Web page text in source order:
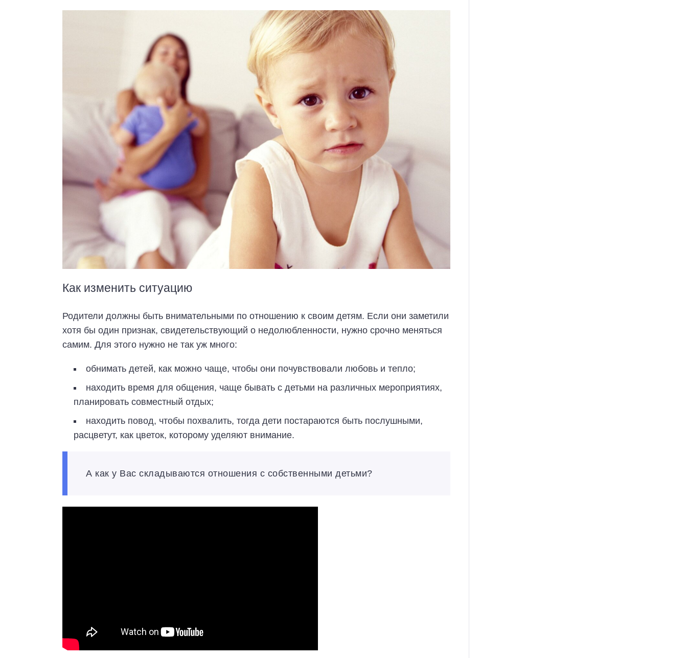
Как изменить ситуацию
Родители должны быть внимательными по отношению к своим детям. Если они заметили
хотя бы один признак, свидетельствующий о недолюбленности, нужно срочно меняться
самим. Для этого нужно не так уж много:
обнимать детей, как можно чаще, чтобы они почувствовали любовь и тепло;
находить время для общения, чаще бывать с детьми на различных мероприятиях,
планировать совместный отдых;
находить повод, чтобы похвалить, тогда дети постараются быть послушными,
расцветут, как цветок, которому уделяют внимание.
А как у Вас складываются отношения с собственными детьми?